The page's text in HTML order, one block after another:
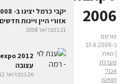
2006
פורסם
ב-13.6.2006
| מאת:
מערכת
אכול
ושאטו
אזורי היין ויינות
21 בפברואר 2008
עצובה
26 בפברואר 2012